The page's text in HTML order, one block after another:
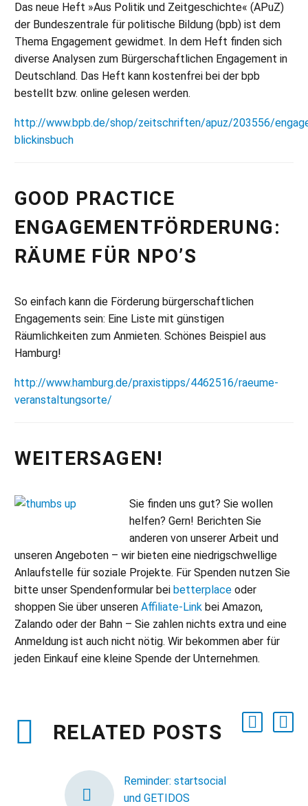
Das neue Heft »Aus Politik und Zeitgeschichte« (APuZ)
der Bundeszentrale für politische Bildung (bpb) ist dem
Thema Engagement gewidmet. In dem Heft finden sich
diverse Analysen zum Bürgerschaftlichen Engagement in
Deutschland. Das Heft kann kostenfrei bei der bpb
bestellt bzw. online gelesen werden.
http://www.bpb.de/shop/zeitschriften/apuz/203556/
blickinsbuch
GOOD PRACTICE
ENGAGEMENTFÖRDERUNG:
RÄUME FÜR NPO’S
So einfach kann die Förderung bürgerschaftlichen
Engagements sein: Eine Liste mit günstigen
Räumlichkeiten zum Anmieten. Schönes Beispiel aus
Hamburg!
http://www.hamburg.de/praxistipps/4462516/raeume-
veranstaltungsorte/
WEITERSAGEN!
Sie finden uns gut? Sie wollen
helfen? Gern! Berichten Sie
anderen von unserer Arbeit und
unseren Angeboten – wir bieten eine niedrigschwellige
Anlaufstelle für soziale Projekte. Für Spenden nutzen Sie
bitte unser Spendenformular bei betterplace oder
shoppen Sie über unseren Affiliate-Link bei Amazon,
Zalando oder der Bahn – Sie zahlen nichts extra und eine
Anmeldung ist auch nicht nötig. Wir bekommen aber für
jeden Einkauf eine kleine Spende der Unternehmen.
RELATED POSTS
Reminder: startsocial
und GETIDOS